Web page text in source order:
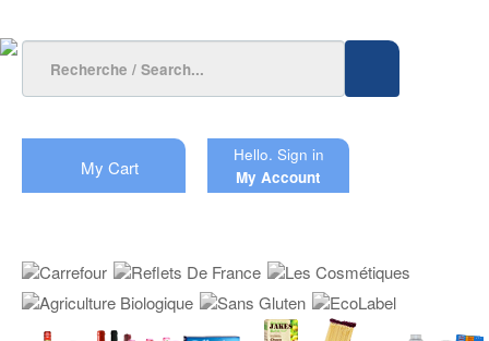
My Cart
Hello. Sign in
My Account